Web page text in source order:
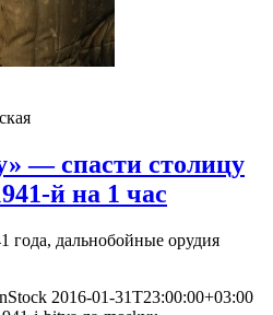
— спасти столицу
й на 1 час
года, дальнобойные орудия
2016-01-31T23:00:00+03:00